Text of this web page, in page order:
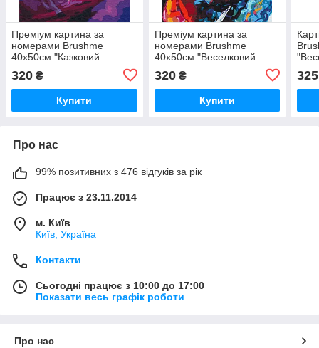
Преміум картина за
номерами Brushme
40x50см "Казковий
PBS36214
320 ₴
Купити
Преміум картина за
номерами Brushme
40x50см "Веселковий
320₴
Купити
325
Про нас
99% позитивних з 476 відгуків за рік
Працює з 23.11.2014
м. Київ
Київ, Україна
Контакти
Сьогодні працює з 10:00 до 17:00
Показати весь графік роботи
Про нас